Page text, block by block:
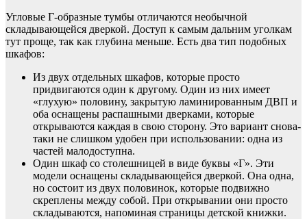
Угловые Г-образные тумбы отличаются необычной
складывающейся дверкой. Доступ к самым дальним уголкам
тут проще, так как глубина меньше. Есть два тип подобных
шкафов:
Из двух отдельных шкафов, которые просто
придвигаются один к другому. Один из них имеет
«глухую» половину, закрытую ламинированным ДВП и
оба оснащены распашными дверками, которые
открываются каждая в свою сторону. Это вариант снова-
таки не слишком удобен при использовании: одна из
частей малодоступна.
Один шкаф со столешницей в виде буквы «Г». Эти
модели оснащены складывающейся дверкой. Она одна,
но состоит из двух половинок, которые подвижно
скреплены между собой. При открывании они просто
складываются, напоминая страницы детской книжки.